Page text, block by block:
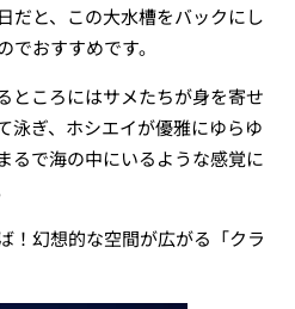
だと、この大水槽をバックにし
でおすすめです。
ところにはサメたちが身を寄せ
泳ぎ、ホシエイが優雅にゆらゆ
で海の中にいるような感覚に
！幻想的な空間が広がる「クラ